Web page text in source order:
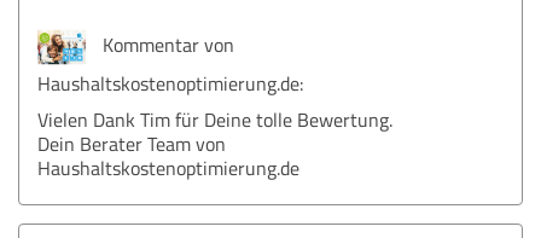
Kommentar von
Haushaltskostenoptimierung.de:
Vielen Dank Tim für Deine tolle Bewertung.
Dein Berater Team von
Haushaltskostenoptimierung.de